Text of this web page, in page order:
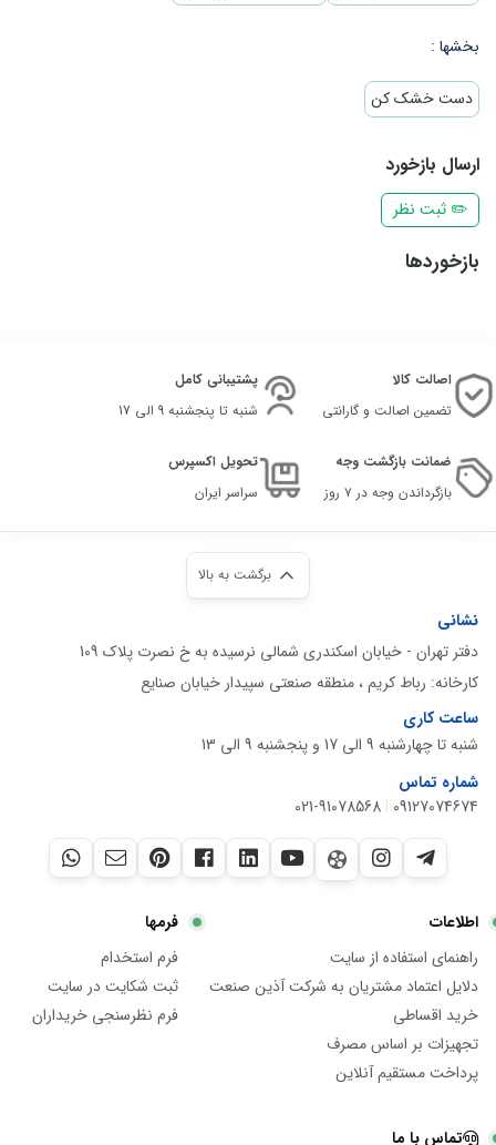
بخشها :
دست خشک کن
ارسال بازخورد
✏️ ثبت نظر
بازخوردها
اصالت کالا
تضمین اصالت و گارانتی
پشتیبانی کامل
شنبه تا پنجشنبه 9 الی 17
ضمانت بازگشت وجه
بازگرداندن وجه در ۷ روز
تحویل اکسپرس
سراسر ایران
برگشت به بالا
نشانی
دفتر تهران - خیابان اسکندری شمالی نرسیده به خ نصرت پلاک 109
کارخانه: رباط کریم ، منطقه صنعتی سپیدار خیابان صنایع
ساعت کاری
شنبه تا چهارشنبه 9 الی 17 و پنجشنبه 9 الی 13
شماره تماس
09127074674
|
021-91078568
اطلاعات
راهنمای استفاده از سایت
دلایل اعتماد مشتریان به شرکت آذین صنعت
خرید اقساطی
تجهیزات بر اساس مصرف
پرداخت مستقیم آنلاین
فرمها
فرم استخدام
ثبت شکایت در سایت
فرم نظرسنجی خریداران
تماس با ما